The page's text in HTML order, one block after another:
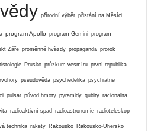
přírodní výběr přistání na Měsíci
program Apollo program Gemini program
Záře proměnné hvězdy propaganda prorok
Prusko průzkum vesmíru první republika
pseudověda psychedelika psychiatrie
pulsar původ hmoty pyramidy qubity racionalita
radioaktivní spad radioastronomie radioteleskop
technika rakety Rakousko Rakousko-Uhersko